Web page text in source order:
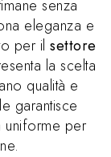
senza
eleganza e
per il settore
la scelta
qualità e
garantisce
uniforme per